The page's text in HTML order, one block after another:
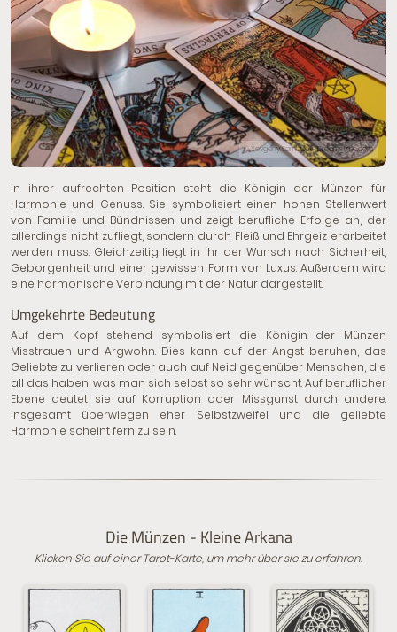
© Yevgeniy Sambulov | Dreamstime.com
In ihrer aufrechten Position steht die Königin der Münzen für
Harmonie und Genuss. Sie symbolisiert einen hohen Stellenwert
von Familie und Bündnissen und zeigt berufliche Erfolge an, der
allerdings nicht zufliegt, sondern durch Fleiß und Ehrgeiz erarbeitet
werden muss. Gleichzeitig liegt in ihr der Wunsch nach Sicherheit,
Geborgenheit und einer gewissen Form von Luxus. Außerdem wird
eine harmonische Verbindung mit der Natur dargestellt.
Umgekehrte Bedeutung
Auf dem Kopf stehend symbolisiert die Königin der Münzen
Misstrauen und Argwohn. Dies kann auf der Angst beruhen, das
Geliebte zu verlieren oder auch auf Neid gegenüber Menschen, die
all das haben, was man sich selbst so sehr wünscht. Auf beruflicher
Ebene deutet sie auf Korruption oder Missgunst durch andere.
Insgesamt überwiegen eher Selbstzweifel und die geliebte
Harmonie scheint fern zu sein.
Die Münzen - Kleine Arkana
Klicken Sie auf einer Tarot-Karte, um mehr über sie zu erfahren.